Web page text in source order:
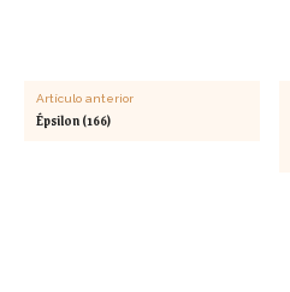
Artículo anterior
Épsilon (166)